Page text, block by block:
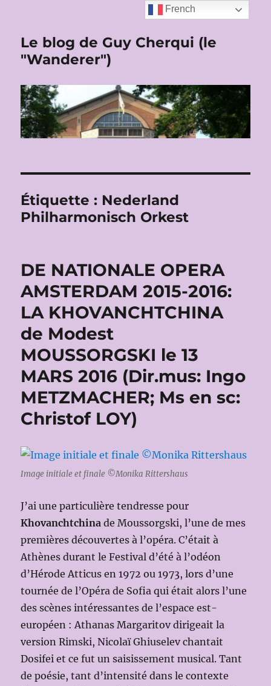
Le blog de Guy Cherqui (le
"Wanderer")
Étiquette : Nederland
Philharmonisch Orkest
DE NATIONALE OPERA
AMSTERDAM 2015-2016:
LA KHOVANCHTCHINA
de Modest
MOUSSORGSKI le 13
MARS 2016 (Dir.mus: Ingo
METZMACHER; Ms en sc:
Christof LOY)
Image initiale et finale ©Monika Rittershaus
J’ai une particulière tendresse pour
Khovanchtchinade Moussorgski, l’une de mes
premières découvertes à l’opéra. C’était à
Athènes durant le Festival d’été à l’odéon
d’Hérode Atticus en 1972 ou 1973, lors d’une
tournée de l’Opéra de Sofia qui était alors l’une
des scènes intéressantes de l’espace est-
européen : Athanas Margaritov dirigeait la
version Rimski, Nicolaï Ghiuselev chantait
Dosifei et ce fut un saisissement musical. Tant
de poésie, tant d’intensité dans le contexte
French